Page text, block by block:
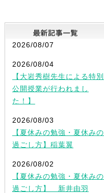
2026/08/07
2026/08/04
【大岩秀樹先生による特別
公開授業が行われまし
た！】
2026/08/03
【夏休みの勉強・夏休みの
過ごし方】稲葉翼
2026/08/02
【夏休みの勉強・夏休みの
過ごし方】 新井由羽